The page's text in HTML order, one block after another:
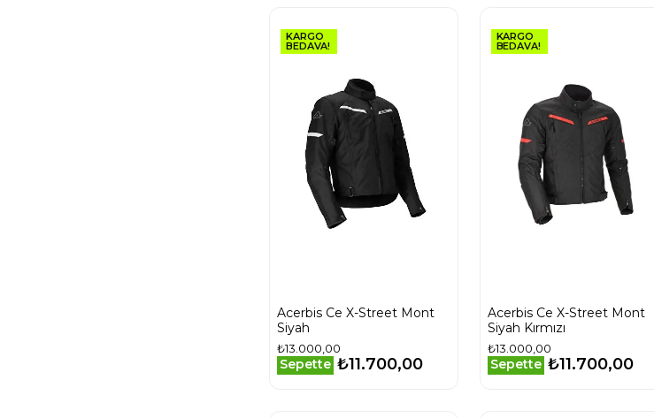
KARGO
BEDAVA!
Acerbis Ce X-Street Mont
Siyah
₺13.000,00
Sepette ₺11.700,00
KARGO
BEDAVA!
Acerbis Ce X-Street Mont
Siyah Kırmızı
₺13.000,00
Sepette ₺11.700,00